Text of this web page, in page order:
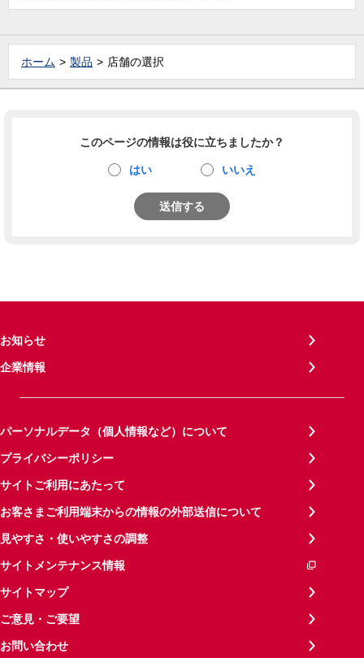
ホーム 製品 店舗の選択
このページの情報は役に立ちましたか？
はい いいえ
送信する
お知らせ
企業情報
パーソナルデータ（個人情報など）について
プライバシーポリシー
サイトご利用にあたって
お客さまご利用端末からの情報の外部送信について
見やすさ・使いやすさの調整
サイトメンテナンス情報
サイトマップ
ご意見・ご要望
お問い合わせ